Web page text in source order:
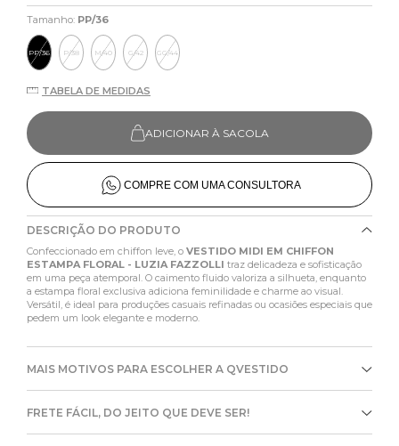
Tamanho: PP/36
PP/36 P/38 M/40 G/42 GG/44
TABELA DE MEDIDAS
ADICIONAR À SACOLA
COMPRE COM UMA CONSULTORA
DESCRIÇÃO DO PRODUTO
Confeccionado em chiffon leve, o VESTIDO MIDI EM CHIFFON
ESTAMPA FLORAL - LUZIA FAZZOLLI traz delicadeza e sofisticação
em uma peça atemporal. O caimento fluido valoriza a silhueta, enquanto
a estampa floral exclusiva adiciona feminilidade e charme ao visual.
Versátil, é ideal para produções casuais refinadas ou ocasiões especiais que
pedem um look elegante e moderno.
MAIS MOTIVOS PARA ESCOLHER A QVESTIDO
FRETE FÁCIL, DO JEITO QUE DEVE SER!